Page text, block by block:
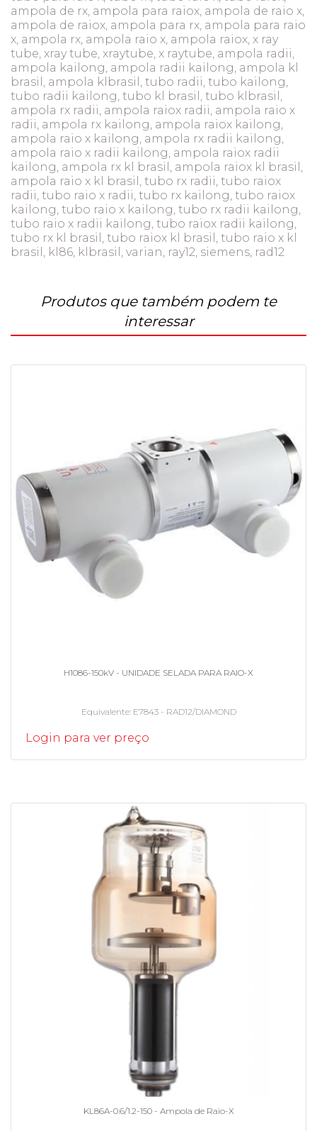
ampola de rx, ampola para raiox, ampola de raio x,
ampola de raiox, ampola para rx, ampola para raio
x, ampola rx, ampola raio x, ampola raiox, x ray
tube, xray tube, xraytube, x raytube, ampola radii,
ampola kailong, ampola radii kailong, ampola kl
brasil, ampola klbrasil, tubo radii, tubo kailong,
tubo radii kailong, tubo kl brasil, tubo klbrasil,
ampola rx radii, ampola raiox radii, ampola raio x
radii, ampola rx kailong, ampola raiox kailong,
ampola raio x kailong, ampola rx radii kailong,
ampola raio x radii kailong, ampola raiox radii
kailong, ampola rx kl brasil, ampola raiox kl brasil,
ampola raio x kl brasil, tubo rx radii, tubo raiox
radii, tubo raio x radii, tubo rx kailong, tubo raiox
kailong, tubo raio x kailong, tubo rx radii kailong,
tubo raio x radii kailong, tubo raiox radii kailong,
tubo rx kl brasil, tubo raiox kl brasil, tubo raio x kl
brasil, kl86, klbrasil, varian, ray12, siemens, rad12
Produtos que também podem te
interessar
H1086-150kV - UNIDADE SELADA PARA RAIO-X
Equivalente E7843 - RAD12/DIAMOND
Login para ver preço
KL86A-0.6/1.2-150 - Ampola de Raio-X